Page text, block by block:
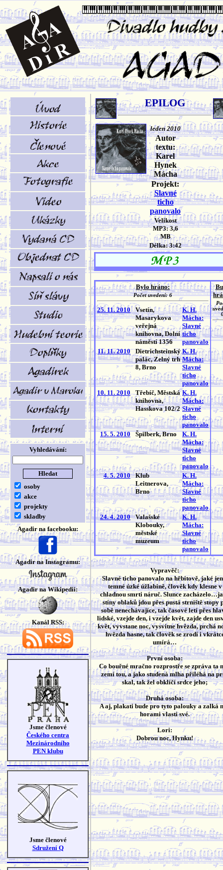
Vyhledávání:
osoby
akce
projekty
skladby
Agadir na facebooku:
Agadir na Instagramu:
Agadir na Wikipedii:
Kanál RSS:
Jsme členové
Českého centra
Mezinárodního
PEN klubu
Jsme členové
Sdružení Q
EPILOG
leden 2010
Autor
textu:
Karel
Hynek
Mácha
Projekt:
Slavné
ticho
panovalo
Velikost
MP3: 3,6
MB
Délka: 3:42
Bylo hráno:
Počet uvedení: 6
25. 11. 2010
Vsetín,
Masarykova
veřejná
knihovna, Dolní
náměstí 1356
K. H.
Mácha:
Slavné
ticho
panovalo
11. 11. 2010
Dietrichsteinský
palác, Zelný trh
8, Brno
K. H.
Mácha:
Slavné
ticho
panovalo
10. 11. 2010
Třebíč, Městská
knihovna,
Hasskova 102/2
K. H.
Mácha:
Slavné
ticho
panovalo
15. 5. 2010
Špilberk, Brno
K. H.
Mácha:
Slavné
ticho
panovalo
4. 5. 2010
Klub
Leitnerova,
Brno
K. H.
Mácha:
Slavné
ticho
panovalo
24. 4. 2010
Valašské
Klobouky,
městské
muzeum
K. H.
Mácha:
Slavné
ticho
panovalo
Vypravěč:
Slavné ticho panovalo na hřbitově, jaké
temné úzké úžlabině, člověk kdy klesne v
chladnou smrti náruč. Slunce
stíny oblaků jdou přes pustá strniště stopy
sobě nenechávajíce, tak časové letí přes
lidské, vzejde den, i vzejde květ, zajde den
květ, vyvstane noc, vysvitne hvězda, prchá
hvězda hasne, tak člověk se zrodí i
umírá…
První osoba:
Co bouřné mračno rozprostře se zpráva ta
zemí tou, a jako studená mlha přiléhá na
skal, tak žel obklíčí srdce jeho;
Druhá osoba:
A aj, plakati bude pro tyto palouky a zalká
horami vlasti své.
Lori:
Dobrou noc, Hynku!